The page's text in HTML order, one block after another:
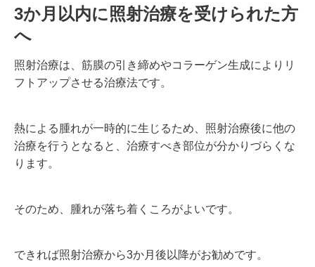
3か月以内に照射治療を受けられた方
へ
照射治療は、筋膜の引き締めやコラーゲン生成によりリ
フトアップさせる治療法です。
熱による腫れが一時的に生じるため、照射治療後に他の
治療を行うとなると、治療すべき部位が分かりづらくな
ります。
そのため、腫れが落ち着くころがよいです。
できれば照射治療から3か月後以降がお勧めです。